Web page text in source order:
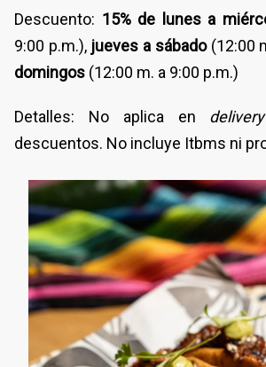
Descuento: 15% de lunes a
9:00 p.m.), jueves a sábado(12:00
domingos (12:00 m. a 9:00 p.m.)
Detalles: No aplica en
descuentos. No incluye Itbms ni